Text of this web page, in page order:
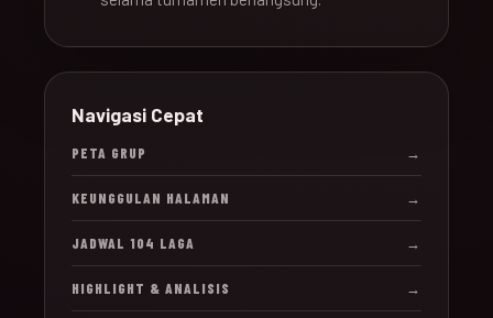
Navigasi Cepat
PETA GRUP →
KEUNGGULAN HALAMAN →
JADWAL 104 LAGA →
HIGHLIGHT & ANALISIS →